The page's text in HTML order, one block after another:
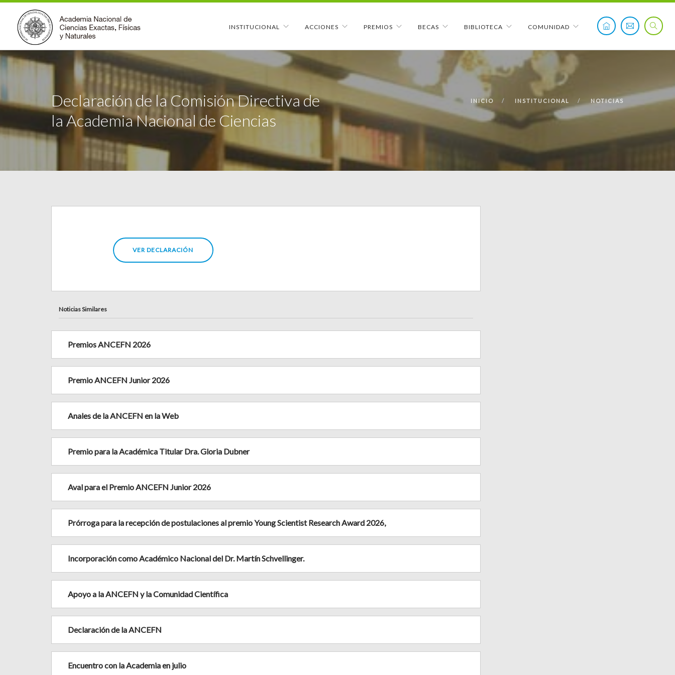
INSTITUCIONAL ACCIONES PREMIOS BECAS BIBLIOTECA COMUNIDAD
Declaración de la Comisión Directiva de
la Academia Nacional de Ciencias
INICIO INSTITUCIONAL NOTICIAS
VER DECLARACIÓN
Noticias Similares
Premios ANCEFN 2026
Premio ANCEFN Junior 2026
Anales de la ANCEFN en la Web
Premio para la Académica Titular Dra. Gloria Dubner
Aval para el Premio ANCEFN Junior 2026
Prórroga para la recepción de postulaciones al premio Young Scientist Research Award 2026,
Incorporación como Académico Nacional del Dr. Martín Schvellinger.
Apoyo a la ANCEFN y la Comunidad Científica
Declaración de la ANCEFN
Encuentro con la Academia en julio